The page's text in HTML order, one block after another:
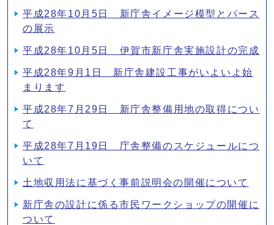
平成28年10月5日 新庁舎イメージ模型とパース
の展示
平成28年10月5日 伊賀市新庁舎実施設計の完成
平成28年9月1日 新庁舎建設工事がいよいよ始
まります
平成28年7月29日 新庁舎整備用地の取得につい
て
平成28年7月19日 庁舎整備のスケジュールにつ
いて
土地収用法に基づく事前説明会の開催について
新庁舎の設計に係る市民ワークショップの開催に
ついて